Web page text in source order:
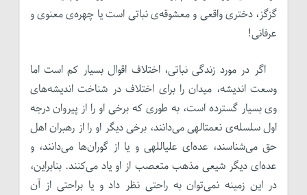
گزگز، دختری واقعی و معشوقه‌ی نباتی است یا چهره‌ی معنوی و
عرفانی!
اگر در مورد زندگی نباتی، اختلاف اقوال بسیار کم است اما
وسعت اندیشه، میدان را برای اختلاف در شناخت اندیشه‌های
وی بسیار گسترده است، به طوری که برخی او را از پیروان درجه
اول سلسله‌ی نعمت­الهی می‌دانند، برخی دیگر او را از رهبران اهل
حق می‌شناسند، عده‌ای علی­اللهی و یا از گوران‌ها می‌دانند، و
عده‌ای دیگر شیعی مذهب متعصب از او یاد می‌کنند. بنابراین،
در این زمینه نمی‌توان به راحتی نظر داد و یا براحتی از آن